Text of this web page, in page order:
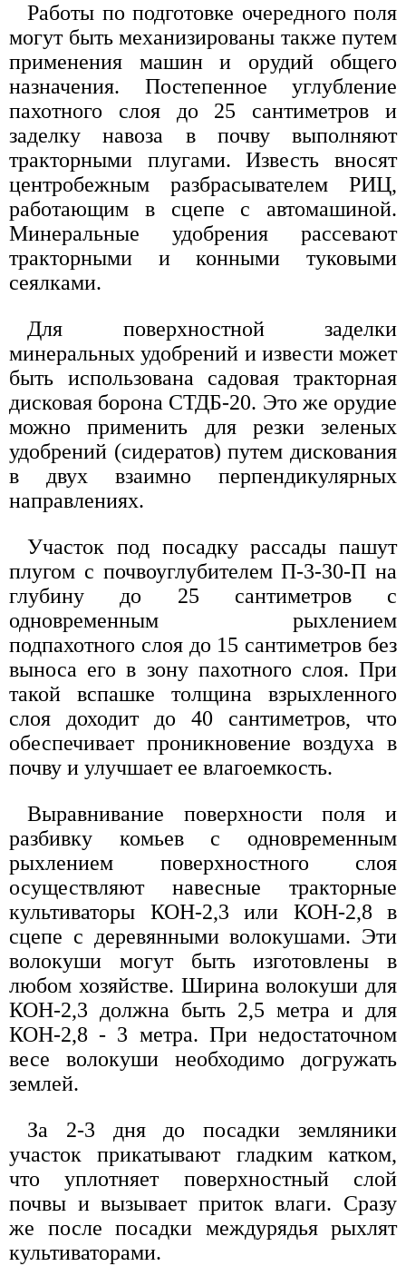
Работы по подготовке очередного поля
могут быть механизированы также путем
применения машин и орудий общего
назначения. Постепенное углубление
пахотного слоя до 25 сантиметров и
заделку навоза в почву выполняют
тракторными плугами. Известь вносят
центробежным разбрасывателем РИЦ,
работающим в сцепе с автомашиной.
Минеральные удобрения рассевают
тракторными и конными туковыми
сеялками.
Для поверхностной заделки
минеральных удобрений и извести может
быть использована садовая тракторная
дисковая борона СТДБ-20. Это же орудие
можно применить для резки зеленых
удобрений (сидератов) путем дискования
в двух взаимно перпендикулярных
направлениях.
Участок под посадку рассады пашут
плугом с почвоуглубителем П-3-30-П на
глубину до 25 сантиметров с
одновременным рыхлением
подпахотного слоя до 15 сантиметров без
выноса его в зону пахотного слоя. При
такой вспашке толщина взрыхленного
слоя доходит до 40 сантиметров, что
обеспечивает проникновение воздуха в
почву и улучшает ее влагоемкость.
Выравнивание поверхности поля и
разбивку комьев с одновременным
рыхлением поверхностного слоя
осуществляют навесные тракторные
культиваторы КОН-2,3 или КОН-2,8 в
сцепе с деревянными волокушами. Эти
волокуши могут быть изготовлены в
любом хозяйстве. Ширина волокуши для
КОН-2,3 должна быть 2,5 метра и для
КОН-2,8 - 3 метра. При недостаточном
весе волокуши необходимо догружать
землей.
За 2-3 дня до посадки земляники
участок прикатывают гладким катком,
что уплотняет поверхностный слой
почвы и вызывает приток влаги. Сразу
же после посадки междурядья рыхлят
культиваторами.